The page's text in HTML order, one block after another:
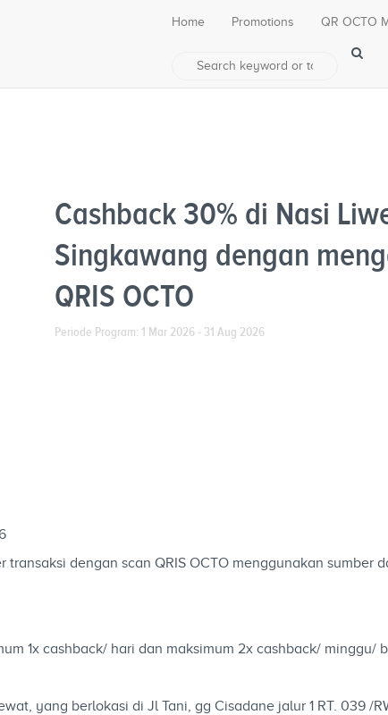
Cashback 30% di Nasi
Singkawang dengan
QRIS OCTO
Periode Program: 1 Mar 2026 - 31 Aug 2026
transaksi dengan scan QRIS OCTO menggunakan
1x cashback/ hari dan maksimum 2x cashback/ minggu/
yang berlokasi di Jl Tani, gg Cisadane jalur 1 RT. 039 /
Home Promotions QR OCTO